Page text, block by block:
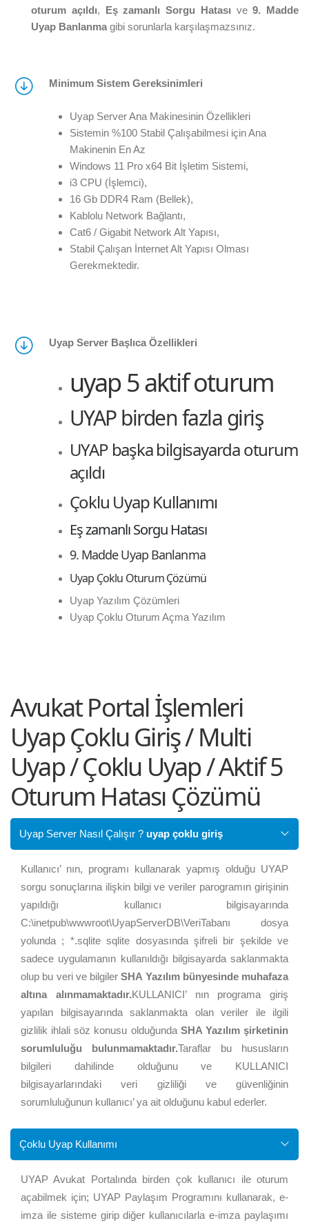
oturum açıldı, Eş zamanlı Sorgu Hatası ve9. Madde
Uyap Banlanma gibi sorunlarla karşılaşmazsınız.
Minimum Sistem Gereksinimleri
Uyap Server Ana Makinesinin Özellikleri
Sistemin %100 Stabil Çalışabilmesi için Ana
Makinenin En Az
Windows 11 Pro x64 Bit İşletim Sistemi,
i3 CPU (İşlemci),
16 Gb DDR4 Ram (Bellek),
Kablolu Network Bağlantı,
Cat6 / Gigabit Network Alt Yapısı,
Stabil Çalışan İnternet Alt Yapısı Olması
Gerekmektedir.
Uyap Server Başlıca Özellikleri
uyap 5 aktif oturum
UYAP birden fazla giriş
UYAP başka bilgisayarda oturum
açıldı
Çoklu Uyap Kullanımı
Eş zamanlı Sorgu Hatası
9. Madde Uyap Banlanma
Uyap Çoklu Oturum Çözümü
Uyap Yazılım Çözümleri
Uyap Çoklu Oturum Açma Yazılım
Avukat Portal İşlemleri
Uyap Çoklu Giriş / Multi
Uyap / Çoklu Uyap / Aktif 5
Oturum Hatası Çözümü
Uyap Server Nasıl Çalışır ? uyap çoklu giriş
Kullanıcı’ nın, programı kullanarak yapmış olduğu UYAP
sorgu sonuçlarına ilişkin bilgi ve veriler parogramın girişinin
yapıldığı kullanıcı bilgisayarında
C:\inetpub\wwwroot\UyapServerDB\VeriTabanı dosya
yolunda ; *.sqlite sqlite dosyasında şifreli bir şekilde ve
sadece uygulamanın kullanıldığı bilgisayarda saklanmakta
olup bu veri ve bilgilerSHA Yazılım bünyesinde muhafaza
altına alınmamaktadır.KULLANICI’ nın programa giriş
yapılan bilgisayarında saklanmakta olan veriler ile ilgili
gizlilik ihlali söz konusu olduğunda SHA Yazılım şirketinin
sorumluluğu bulunmamaktadır.Taraflar bu hususların
bilgileri dahilinde olduğunu ve KULLANICI
bilgisayarlarındaki veri gizliliği ve güvenliğinin
sorumluluğunun kullanıcı’ ya ait olduğunu kabul ederler.
Çoklu Uyap Kullanımı
UYAP Avukat Portalında birden çok kullanıcı ile oturum
açabilmek için; UYAP Paylaşım Programını kullanarak, e-
imza ile sisteme girip diğer kullanıcılarla e-imza paylaşımı